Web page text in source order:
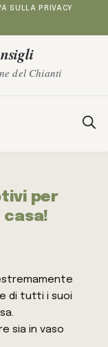
SULLA PRIVACY
del Chianti
per
di tutti i suoi
sia in vaso